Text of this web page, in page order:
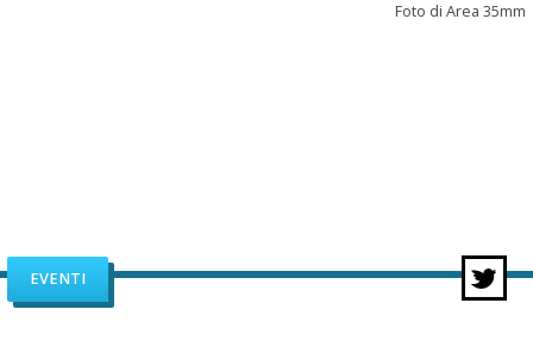
Foto di Area 35mm
EVENTI